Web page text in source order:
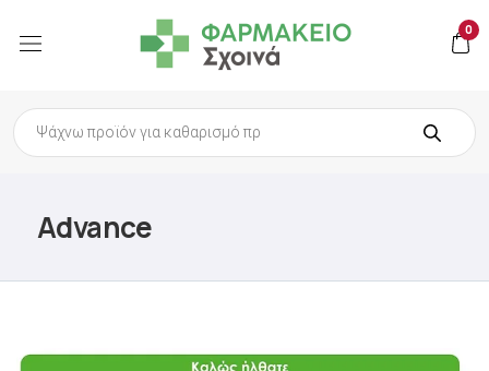
0
Products
search
Advance